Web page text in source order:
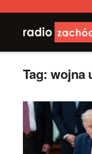
Tag:wojna